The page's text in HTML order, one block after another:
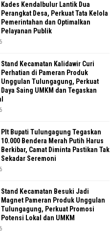
Kades Kendalbulur Lantik Dua
Perangkat Desa, Perkuat Tata Kelola
Pemerintahan dan Optimalkan
Pelayanan Publik
Stand Kecamatan Kalidawir Curi
Perhatian di Pameran Produk
Unggulan Tulungagung, Perkuat
Daya Saing UMKM dan Tegaskan
Plt Bupati Tulungagung Tegaskan
10.000 Bendera Merah Putih Harus
Berkibar, Camat Diminta Pastikan Tak
Sekadar Seremoni
Stand Kecamatan Besuki Jadi
Magnet Pameran Produk Unggulan
Tulungagung, Perkuat Promosi
Potensi Lokal dan UMKM